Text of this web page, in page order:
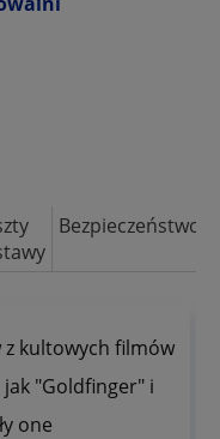
Bezpieczeństwo
kultowych filmów
jak "Goldfinger" i
one